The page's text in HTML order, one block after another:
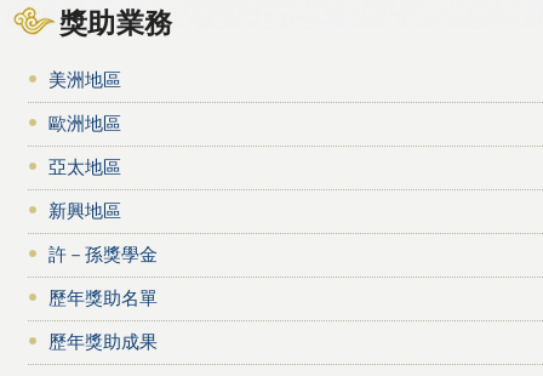
獎助業務
美洲地區
歐洲地區
亞太地區
新興地區
許－孫獎學金
歷年獎助名單
歷年獎助成果